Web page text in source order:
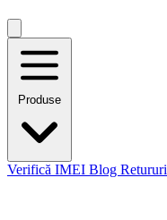
Produse
Verifică IMEI Blog Retururi